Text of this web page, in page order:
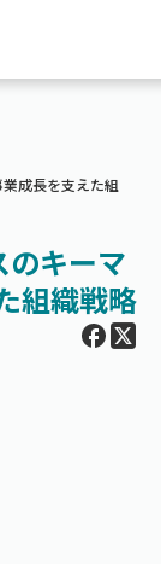
成長を支えた組
のキーマ
組織戦略